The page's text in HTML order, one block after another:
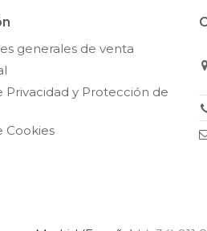
generales de venta
Privacidad y Protección de
Cookies